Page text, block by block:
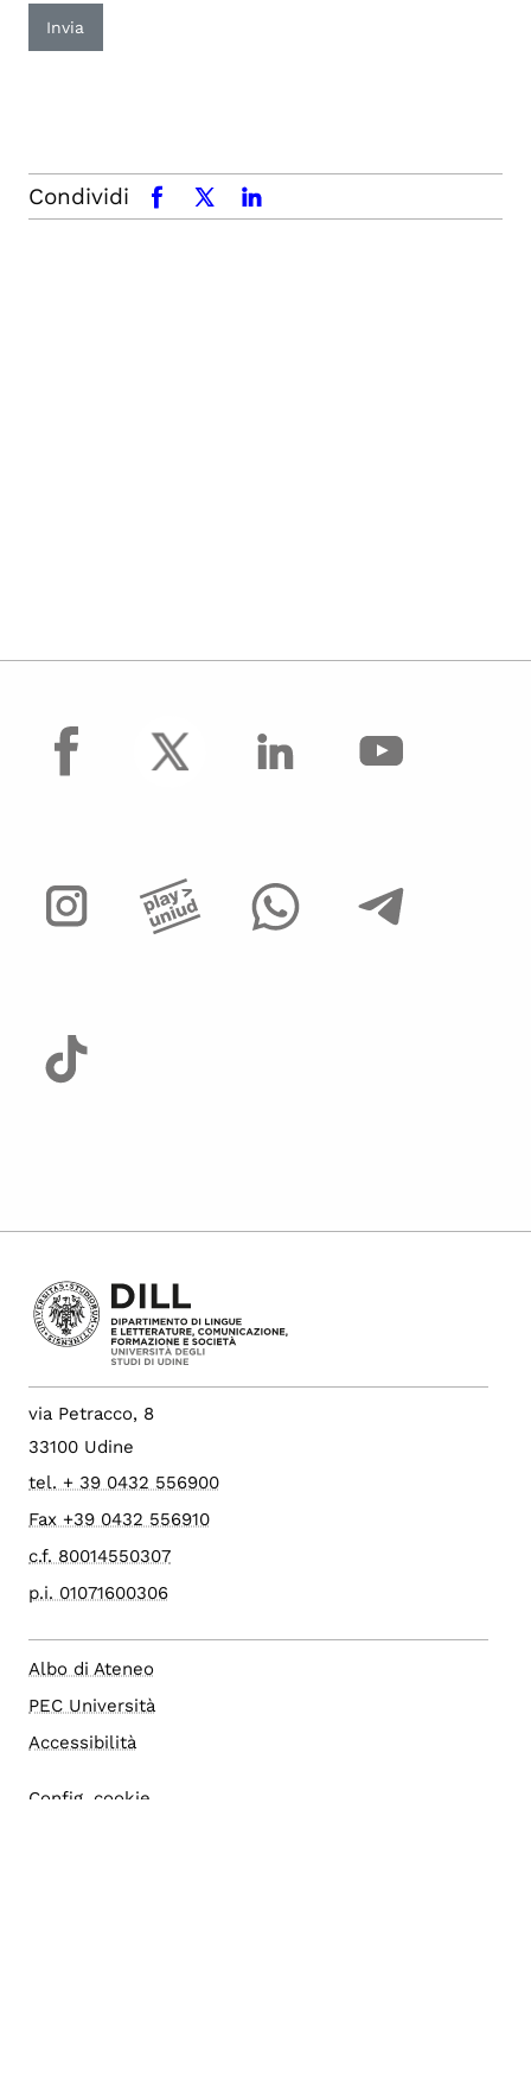
Invia
Condividi facebookx.comlinkedin
facebook
via Petracco, 8
33100 Udine
tel. + 39 0432 556900
Fax +39 0432 556910
c.f. 80014550307
p.i. 01071600306
Albo di Ateneo
PEC Università
Accessibilità
Config. cookie